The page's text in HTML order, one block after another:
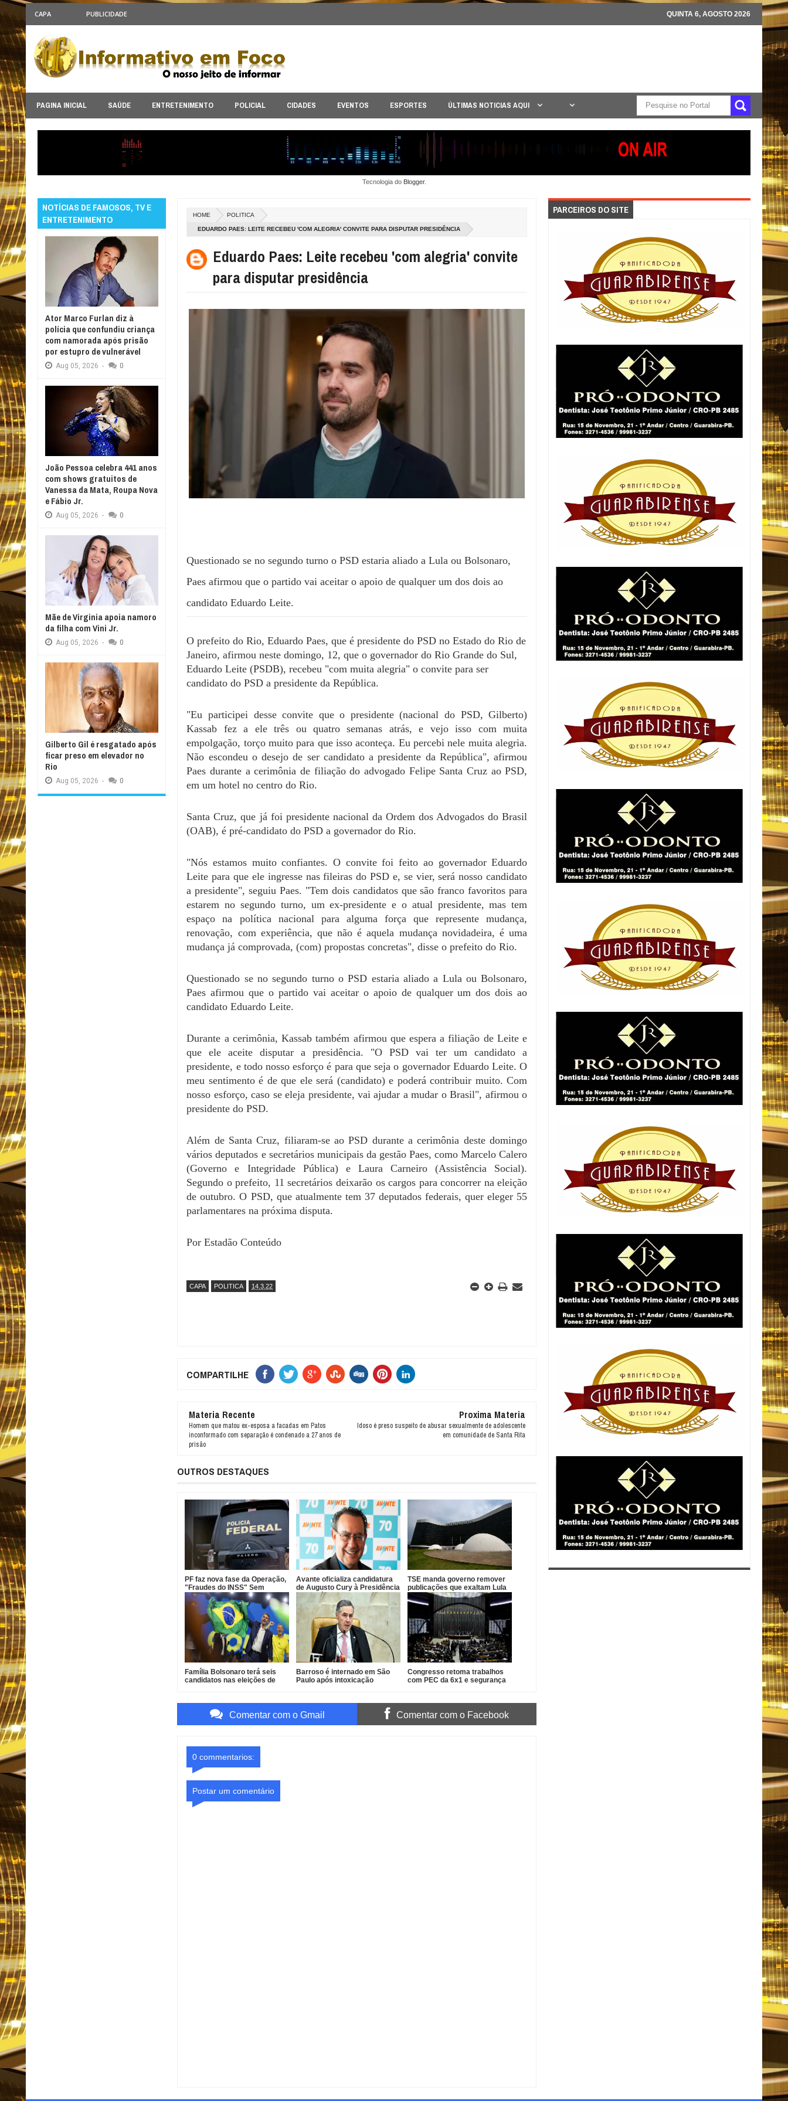
CAPA PUBLICIDADE QUINTA 6, AGOSTO 2026
PAGINA INICIAL SAÚDE ENTRETENIMENTO POLICIAL CIDADES EVENTOS ESPORTES ÚLTIMAS NOTICIAS AQUI
Tecnologia do Blogger.
HOME POLITICA
EDUARDO PAES: LEITE RECEBEU 'COM ALEGRIA' CONVITE PARA DISPUTAR PRESIDÊNCIA
Eduardo Paes: Leite recebeu 'com alegria' convite
para disputar presidência
Questionado se no segundo turno o PSD estaria aliado a Lula ou Bolsonaro,
Paes afirmou que o partido vai aceitar o apoio de qualquer um dos dois ao
candidato Eduardo Leite.
O prefeito do Rio, Eduardo Paes, que é presidente do PSD no Estado do Rio de
Janeiro, afirmou neste domingo, 12, que o governador do Rio Grande do Sul,
Eduardo Leite (PSDB), recebeu "com muita alegria" o convite para ser
candidato do PSD a presidente da República.
"Eu participei desse convite que o presidente (nacional do PSD, Gilberto)
Kassab fez a ele três ou quatro semanas atrás, e vejo isso com muita
empolgação, torço muito para que isso aconteça. Eu percebi nele muita alegria.
Não escondeu o desejo de ser candidato a presidente da República", afirmou
Paes durante a cerimônia de filiação do advogado Felipe Santa Cruz ao PSD,
em um hotel no centro do Rio.
Santa Cruz, que já foi presidente nacional da Ordem dos Advogados do Brasil
(OAB), é pré-candidato do PSD a governador do Rio.
"Nós estamos muito confiantes. O convite foi feito ao governador Eduardo
Leite para que ele ingresse nas fileiras do PSD e, se vier, será nosso candidato
a presidente", seguiu Paes. "Tem dois candidatos que são franco favoritos para
estarem no segundo turno, um ex-presidente e o atual presidente, mas tem
espaço na política nacional para alguma força que represente mudança,
renovação, com experiência, que não é aquela mudança novidadeira, é uma
mudança já comprovada, (com) propostas concretas", disse o prefeito do Rio.
Questionado se no segundo turno o PSD estaria aliado a Lula ou Bolsonaro,
Paes afirmou que o partido vai aceitar o apoio de qualquer um dos dois ao
candidato Eduardo Leite.
Durante a cerimônia, Kassab também afirmou que espera a filiação de Leite e
que ele aceite disputar a presidência. "O PSD vai ter um candidato a
presidente, e todo nosso esforço é para que seja o governador Eduardo Leite. O
meu sentimento é de que ele será (candidato) e poderá contribuir muito. Com
nosso esforço, caso se eleja presidente, vai ajudar a mudar o Brasil", afirmou o
presidente do PSD.
Além de Santa Cruz, filiaram-se ao PSD durante a cerimônia deste domingo
vários deputados e secretários municipais da gestão Paes, como Marcelo Calero
(Governo e Integridade Pública) e Laura Carneiro (Assistência Social).
Segundo o prefeito, 11 secretários deixarão os cargos para concorrer na eleição
de outubro. O PSD, que atualmente tem 37 deputados federais, quer eleger 55
parlamentares na próxima disputa.
Por Estadão Conteúdo
CAPA POLITICA 14.3.22
COMPARTILHE
Materia Recente
Homem que matou ex-esposa a facadas em Patos
inconformado com separação é condenado a 27 anos de
prisão
Proxima Materia
Idoso é preso suspeito de abusar sexualmente de adolescente
em comunidade de Santa Rita
OUTROS DESTAQUES
PF faz nova fase da Operação,
"Fraudes do INSS" Sem
Desconto e mira senador
Weverton Rocha e advogado
Avante oficializa candidatura
de Augusto Cury à Presidência
da República
TSE manda governo remover
publicações que exaltam Lula
das redes oficiais
Família Bolsonaro terá seis
candidatos nas eleições de
Barroso é internado em São
Paulo após intoxicação
Congresso retoma trabalhos
com PEC da 6x1 e segurança
Comentar com o Gmail Comentar com o Facebook
0 commentarios:
Postar um comentário
NOTÍCIAS DE FAMOSOS, TV E
ENTRETENIMENTO
Ator Marco Furlan diz à
polícia que confundiu criança
com namorada após prisão
por estupro de vulnerável
Aug 05, 2026 - 0
João Pessoa celebra 441 anos
com shows gratuitos de
Vanessa da Mata, Roupa Nova
e Fábio Jr.
Aug 05, 2026 - 0
Mãe de Virginia apoia namoro
da filha com Vini Jr.
Aug 05, 2026 - 0
Gilberto Gil é resgatado após
ficar preso em elevador no
Rio
Aug 05, 2026 - 0
PARCEIROS DO SITE